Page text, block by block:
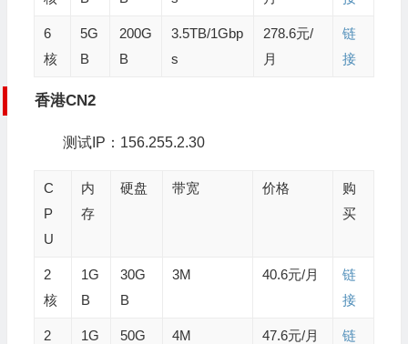
6
核
5G
B
200G
B
3.5TB/1Gbp
s
278.6元/
月
链
接
香港CN2
测试IP：156.255.2.30
C
P
U
内
存
硬盘 带宽 价格
购
买
2
核
1G
B
30G
B
3M 40.6元/月
链
接
2
1G
50G
4M 47.6元/月
链